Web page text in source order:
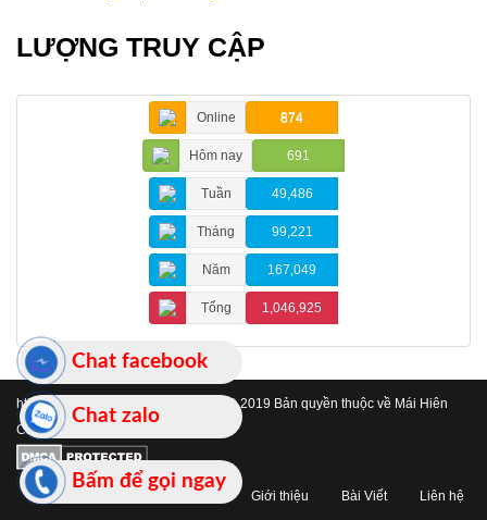
LƯỢNG TRUY CẬP
Online 874
Hôm nay 691
Tuần 49,486
Tháng 99,221
Năm 167,049
Tổng 1,046,925
https://www.maihienchehatinh.com/
© 2019 Bản quyền thuộc về Mái Hiên
Che Hà Tĩnh
Bấm để gọi ngay
Chat zalo
Chat facebook
Giới thiệu Bài Viết Liên hệ